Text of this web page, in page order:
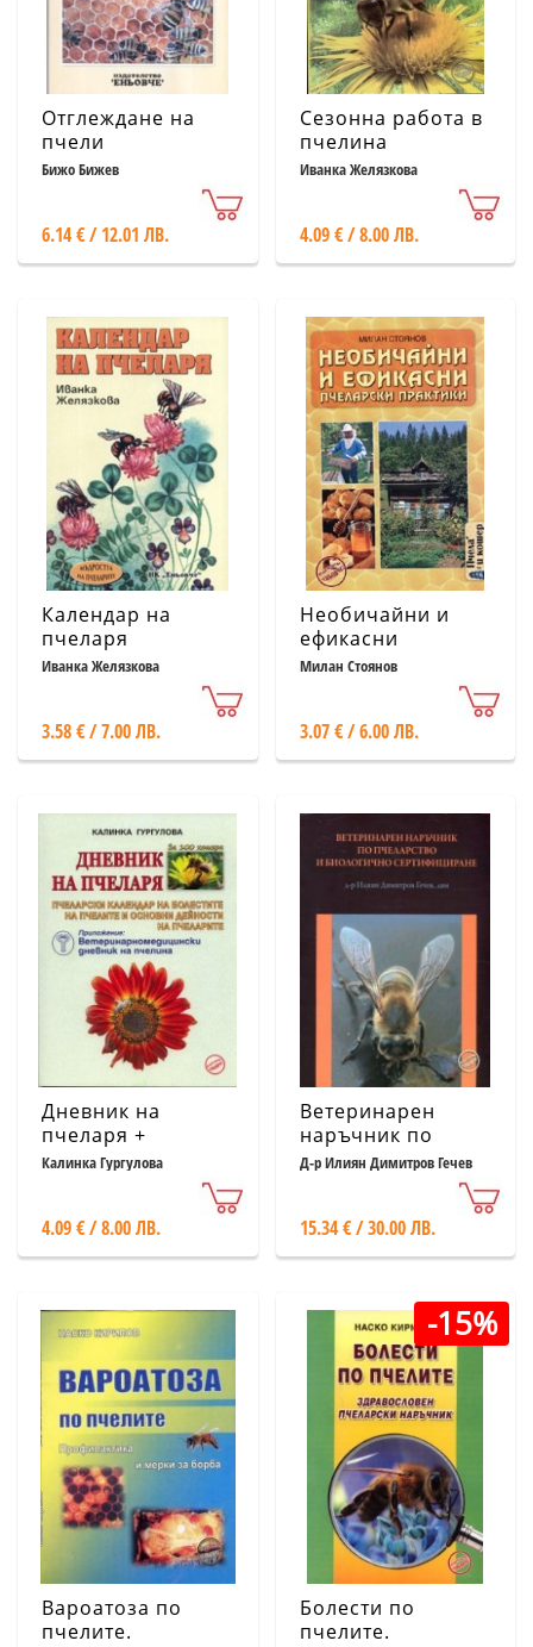
Отглеждане на
пчели
Бижо Бижев
6.14 € / 12.01 ЛВ.
Сезонна работа в
пчелина
Иванка Желязкова
4.09 € / 8.00 ЛВ.
Календар на
пчеларя
Иванка Желязкова
3.58 € / 7.00 ЛВ.
Необичайни и
ефикасни
пчеларски
Милан Стоянов
3.07 € / 6.00 ЛВ.
Дневник на
пчеларя +
Приложение:
Ветеринарномедицински
пчелина
Калинка Гургулова
4.09 € / 8.00 ЛВ.
Ветеринарен
наръчник по
пчеларство и
Д-р Илиян Димитров Гечев
15.34 € / 30.00 ЛВ.
Вароатоза по
пчелите.
-15%
Болести по
пчелите.